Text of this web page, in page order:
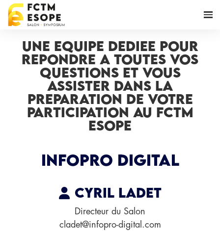
UNE EQUIPE DEDIEE POUR
REPONDRE A TOUTES VOS
QUESTIONS ET VOUS
ASSISTER DANS LA
PREPARATION DE VOTRE
PARTICIPATION AU FCTM
ESOPE
INFOPRO DIGITAL
Cyril LADET
Directeur du Salon
cladet@infopro-digital.com